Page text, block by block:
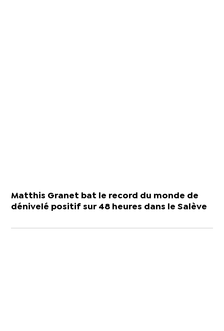
Matthis Granet bat le record du monde de
dénivelé positif sur 48 heures dans le Salève